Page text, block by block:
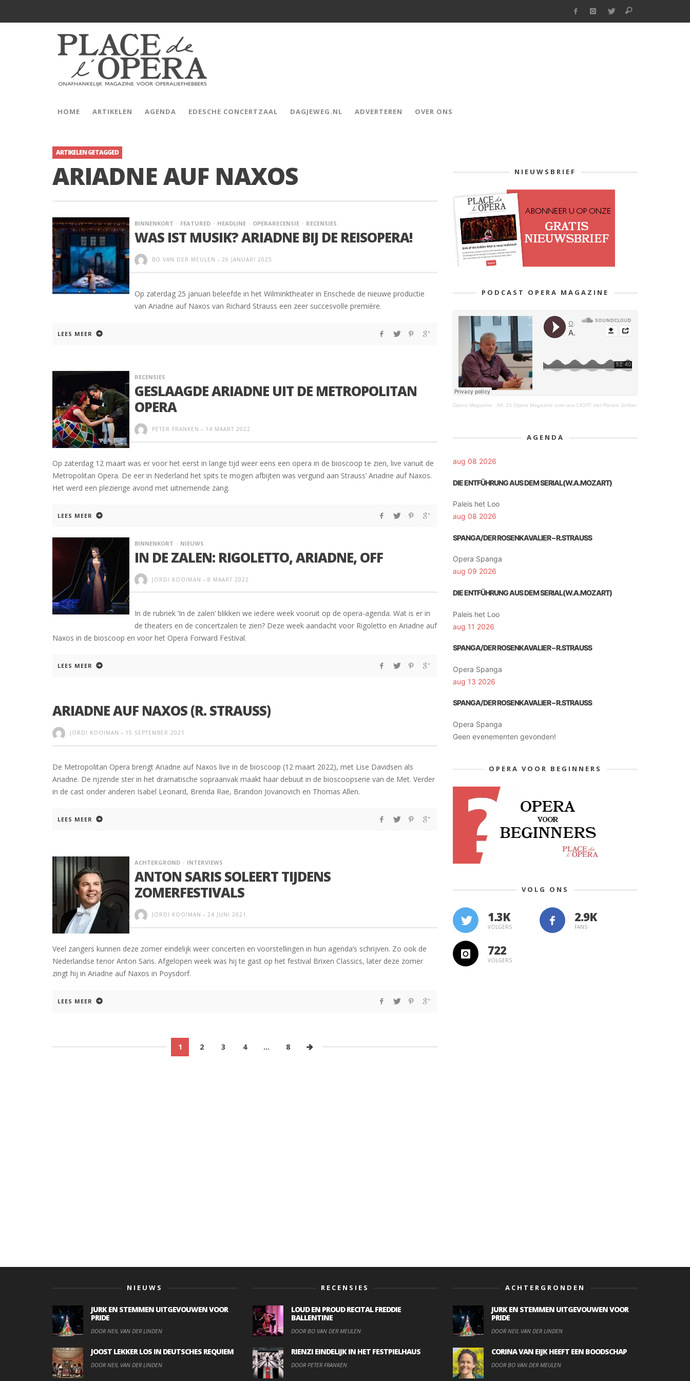
HOME ARTIKELEN AGENDA EDESCHE CONCERTZAAL DAGJEWEG.NL ADVERTEREN OVER ONS
ARTIKELEN GETAGGED
ARIADNE AUF NAXOS
BINNENKORT FEATURED HEADLINE OPERARECENSIE RECENSIES
WAS IST MUSIK? ARIADNE BIJ DE REISOPERA!
BO VAN DER MEULEN - 26 JANUARI 2025
Op zaterdag 25 januari beleefde in het Wilminktheater in Enschede de nieuwe productie
van Ariadne auf Naxos van Richard Strauss een zeer succesvolle première.
LEES MEER
RECENSIES
GESLAAGDE ARIADNE UIT DE METROPOLITAN
OPERA
PETER FRANKEN - 14 MAART 2022
Op zaterdag 12 maart was er voor het eerst in lange tijd weer eens een opera in de bioscoop te zien, live vanuit de
Metropolitan Opera. De eer in Nederland het spits te mogen afbijten was vergund aan Strauss’ Ariadne auf Naxos.
Het werd een plezierige avond met uitnemende zang.
LEES MEER
BINNENKORT NIEUWS
IN DE ZALEN: RIGOLETTO, ARIADNE, OFF
JORDI KOOIMAN - 8 MAART 2022
In de rubriek ‘In de zalen’ blikken we iedere week vooruit op de opera-agenda. Wat is er in
de theaters en de concertzalen te zien? Deze week aandacht voor Rigoletto en Ariadne auf
Naxos in de bioscoop en voor het Opera Forward Festival.
LEES MEER
ARIADNE AUF NAXOS (R. STRAUSS)
JORDI KOOIMAN - 15 SEPTEMBER 2021
De Metropolitan Opera brengt Ariadne auf Naxos live in de bioscoop (12 maart 2022), met Lise Davidsen als
Ariadne. De rijzende ster in het dramatische sopraanvak maakt haar debuut in de bioscoopserie van de Met. Verder
in de cast onder anderen Isabel Leonard, Brenda Rae, Brandon Jovanovich en Thomas Allen.
LEES MEER
ACHTERGROND INTERVIEWS
ANTON SARIS SOLEERT TIJDENS
ZOMERFESTIVALS
JORDI KOOIMAN - 24 JUNI 2021
Veel zangers kunnen deze zomer eindelijk weer concerten en voorstellingen in hun agenda’s schrijven. Zo ook de
Nederlandse tenor Anton Saris. Afgelopen week was hij te gast op het festival Brixen Classics, later deze zomer
zingt hij in Ariadne auf Naxos in Poysdorf.
LEES MEER
1 2 3 4 … 8
NIEUWSBRIEF
PODCAST OPERA MAGAZINE
Opera Magazine · Afl. 23 Opera Magazine over aus LICHT met Renee Jonker
AGENDA
aug 08 2026
DIE ENTFÜHRUNG AUS DEM SERIAL(W.A.MOZART)
Paleis het Loo
aug 08 2026
SPANGA/DER ROSENKAVALIER – R.STRAUSS
Opera Spanga
aug 09 2026
DIE ENTFÜHRUNG AUS DEM SERIAL(W.A.MOZART)
Paleis het Loo
aug 11 2026
SPANGA/DER ROSENKAVALIER – R.STRAUSS
Opera Spanga
aug 13 2026
SPANGA/DER ROSENKAVALIER – R.STRAUSS
Opera Spanga
Geen evenementen gevonden!
OPERA VOOR BEGINNERS
VOLG ONS
1.3K
VOLGERS FANS
722
VOLGERS
NIEUWS
JURK EN STEMMEN UITGEVOUWEN VOOR
PRIDE
DOOR NEIL VAN DER LINDEN
JOOST LEKKER LOS IN DEUTSCHES REQUIEM
DOOR NEIL VAN DER LINDEN
RECENSIES
LOUD EN PROUD RECITAL FREDDIE
BALLENTINE
DOOR BO VAN DER MEULEN
RIENZI EINDELIJK IN HET FESTPIELHAUS
DOOR PETER FRANKEN
ACHTERGRONDEN
JURK EN STEMMEN UITGEVOUWEN VOOR
PRIDE
DOOR NEIL VAN DER LINDEN
CORINA VAN EIJK HEEFT EEN BOODSCHAP
DOOR BO VAN DER MEULEN